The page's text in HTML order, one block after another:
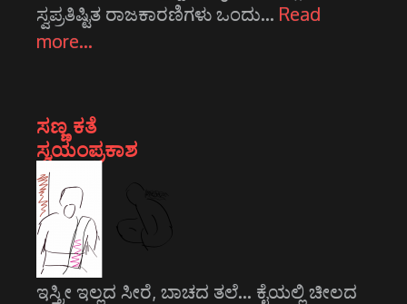
ಸ್ವಪ್ರತಿಷ್ಟಿತ ರಾಜಕಾರಣಿಗಳು ಒಂದು… Read
more…
ಸಣ್ಣ ಕತೆ
ಸ್ವಯಂಪ್ರಕಾಶ
ಇಸ್ತ್ರೀ ಇಲ್ಲದ ಸೀರೆ, ಬಾಚದ ತಲೆ... ಕೈಯಲ್ಲಿ ಚೀಲದ